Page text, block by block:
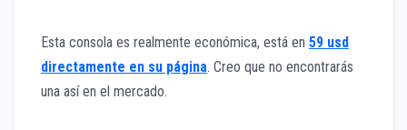
Esta consola es realmente económica, está en 59 usd
directamente en su página. Creo que no encontrarás
una así en el mercado.